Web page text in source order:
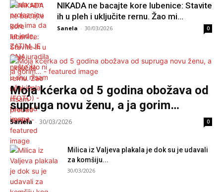
NIKADA ne bacajte kore lubenice: Stavite
ih u pleh i uključite rernu. Žao mi...
Sanela - 30/03/2026 0
Moja kćerka od 5 godina obožava od
supruga novu ženu, a ja gorim…
Sanela - 30/03/2026 0
Milica iz Valjeva plakala je dok su je udavali
za komšiju...
30/03/2026